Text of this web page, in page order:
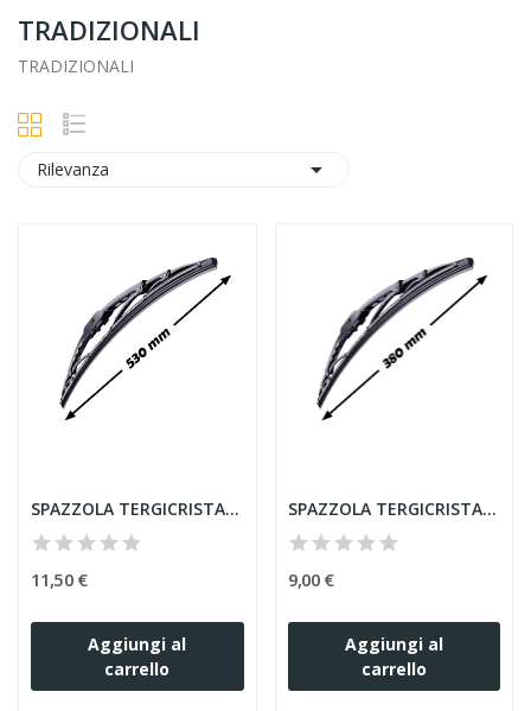
TRADIZIONALI
TRADIZIONALI
Rilevanza 
SPAZZOLA TERGICRISTALLO TRADIZIONALE 530MM...
11,50 €
Aggiungi al
carrello
SPAZZOLA TERGICRISTALLO TRADIZIONALE 380MM...
9,00 €
Aggiungi al
carrello